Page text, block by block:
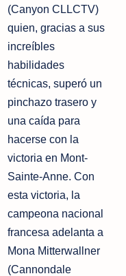
(Canyon CLLCTV)
quien, gracias a sus
increíbles
habilidades
técnicas, superó un
pinchazo trasero y
una caída para
hacerse con la
victoria en Mont-
Sainte-Anne. Con
esta victoria, la
campeona nacional
francesa adelanta a
Mona Mitterwallner
(Cannondale